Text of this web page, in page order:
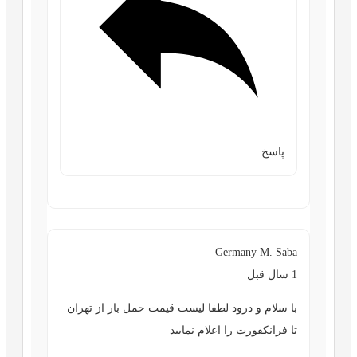
پاسخ
Germany M. Saba
1 سال قبل
با سلام و درود لطفا لیست قیمت حمل بار از تهران
تا فرانکفورت را اعلام نمایید